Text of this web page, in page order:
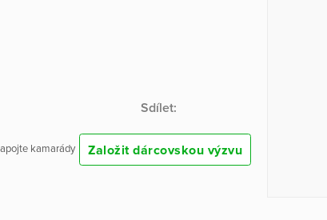
Sdílet:
kamarády Založit dárcovskou výzvu